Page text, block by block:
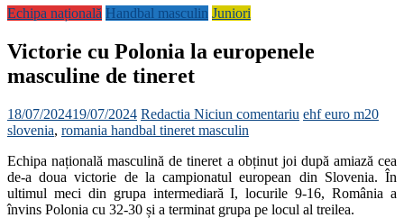
Echipa națională Handbal masculin Juniori
Victorie cu Polonia la europenele
masculine de tineret
18/07/202419/07/2024 Redactia Niciun comentariu ehf euro m20
slovenia, romania handbal tineret masculin
Echipa națională masculină de tineret a obținut joi după amiază cea
de-a doua victorie de la campionatul european din Slovenia. În
ultimul meci din grupa intermediară I, locurile 9-16, România a
învins Polonia cu 32-30 și a terminat grupa pe locul al treilea.